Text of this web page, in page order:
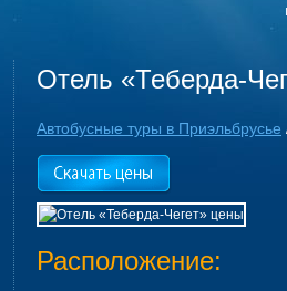
Отель «Теберда-
Автобусные туры в Приэльбрусье
Расположение: